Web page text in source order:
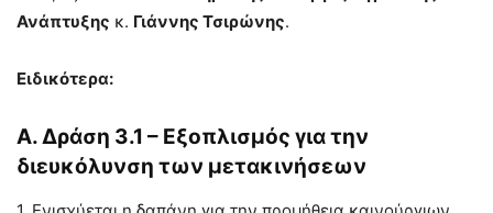
Ανάπτυξης κ. Γιάννης Τσιρώνης.
Ειδικότερα:
Α. Δράση 3.1 – Εξοπλισµός για την
διευκόλυνση των µετακινήσεων